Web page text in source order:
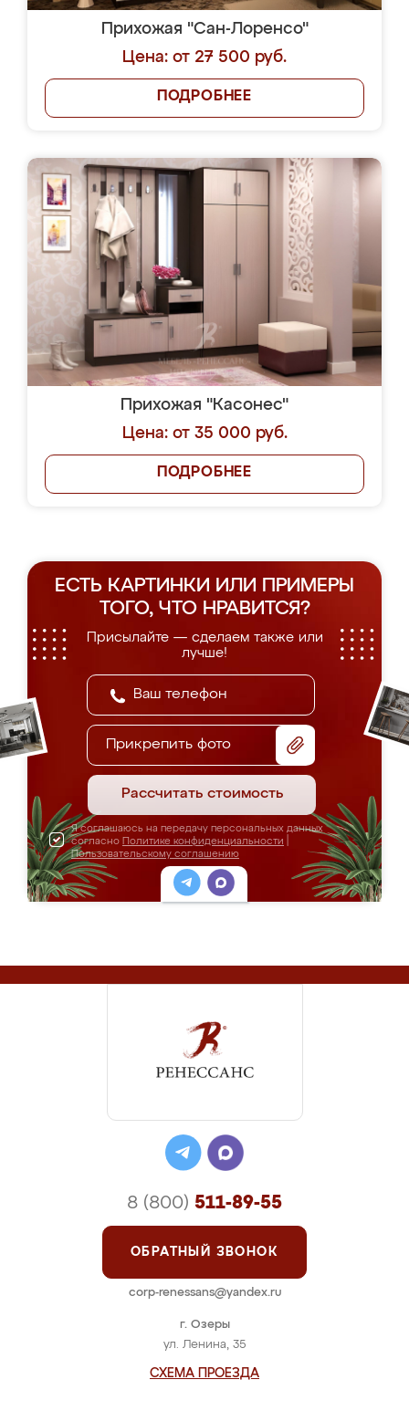
Прихожая "Сан-Лоренсо"
Цена: от 27 500 руб.
ПОДРОБНЕЕ
Прихожая "Касонес"
Цена: от 35 000 руб.
ПОДРОБНЕЕ
ЕСТЬ КАРТИНКИ ИЛИ ПРИМЕРЫ
ТОГО, ЧТО НРАВИТСЯ?
Присылайте — сделаем также или
лучше!
Прикрепить фото
Рассчитать стоимость
Я соглашаюсь на передачу персональных данных
согласно Политике конфиденциальности
Пользовательскому соглашению
г. Озеры
ул. Ленина, 35
СХЕМА ПРОЕЗДА
8 (800) 511-89-55
ОБРАТНЫЙ ЗВОНОК
corp-renessans@yandex.ru